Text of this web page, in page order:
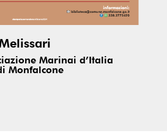
Marinai d’Italia
Monfalcone